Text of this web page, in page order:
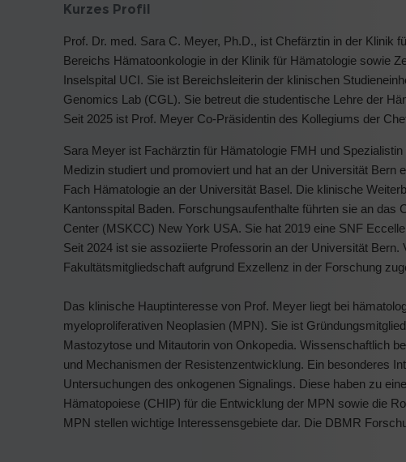
Kurzes Profil
Prof. Dr. med. Sara C. Meyer, Ph.D., ist Chefärztin in der Klinik
Bereichs Hämatoonkologie in der Klinik für Hämatologie sowie
Inselspital UCI. Sie ist Bereichsleiterin der klinischen
Genomics Lab (CGL). Sie betreut die studentische Lehre der
Seit 2025 ist Prof. Meyer Co-Präsidentin des Kollegiums der
Sara Meyer ist Fachärztin für Hämatologie FMH und
Medizin studiert und promoviert und hat an der Universität
Fach Hämatologie an der Universität Basel. Die klinische
Kantonsspital Baden. Forschungsaufenthalte führten sie an das
Center (MSKCC) New York USA. Sie hat 2019 eine SNF
Seit 2024 ist sie assoziierte Professorin an der Universität
Fakultätsmitgliedschaft aufgrund Exzellenz in der Forschung
Das klinische Hauptinteresse von Prof. Meyer liegt bei
myeloproliferativen Neoplasien (MPN). Sie ist
Mastozytose und Mitautorin von Onkopedia. Wissenschaftlich
und Mechanismen der Resistenzentwicklung. Ein besonderes
Untersuchungen des onkogenen Signalings. Diese haben zu
Hämatopoiese (CHIP) für die Entwicklung der MPN sowie die
MPN stellen wichtige Interessensgebiete dar. Die DBMR